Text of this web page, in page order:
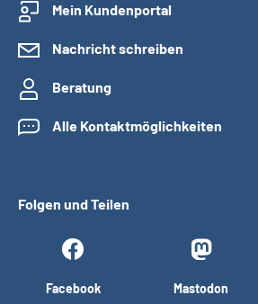
Mein Kundenportal
Nachricht schreiben
Beratung
Alle Kontaktmöglichkeiten
Folgen und Teilen
Facebook Mastodon